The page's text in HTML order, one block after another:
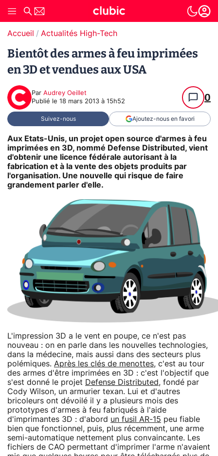
Accueil Actualités High-Tech
Bientôt des armes à feu imprimées
en 3D et vendues aux USA
Par Audrey Oeillet
Publié le 18 mars 2013 à 15h52 0
Suivez-nous Ajoutez-nous en favori
Aux Etats-Unis, un projet open source d'armes à feu
imprimées en 3D, nommé Defense Distributed, vient
d'obtenir une licence fédérale autorisant à la
fabrication et à la vente des objets produits par
l'organisation. Une nouvelle qui risque de faire
grandement parler d'elle.
L'impression 3D a le vent en poupe, ce n'est pas
nouveau : on en parle dans les nouvelles technologies,
dans la médecine, mais aussi dans des secteurs plus
polémiques. Après les clés de menottes, c'est au tour
des armes d'être imprimées en 3D : c'est l'objectif que
s'est donné le projet Defense Distributed, fondé par
Cody Wilson, un armurier texan. Lui et d'autres
bricoleurs ont dévoilé il y a plusieurs mois des
prototypes d'armes à feu fabriqués à l'aide
d'imprimantes 3D : d'abord un fusil AR-15 peu fiable
bien que fonctionnel, puis, plus récemment, une arme
semi-automatique nettement plus convaincante. Les
fichiers de CAO permettant d'imprimer l'arme n'avaient